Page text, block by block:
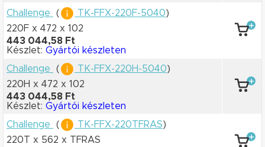
Challenge
( TK-FFX-220F-5040)
220F x 472 x 102
443 044,58 Ft
Készlet: Gyártói készleten
Challenge
( TK-FFX-220H-5040)
220H x 472 x 102
443 044,58 Ft
Készlet: Gyártói készleten
Challenge
( TK-FFX-220TFRAS)
220T x 562 x TFRAS